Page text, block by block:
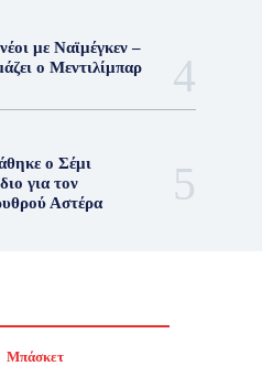
με Ναϊμέγκεν –
ο Μεντιλίμπαρ
ο Σέμι
για τον
Αστέρα
Μπάσκετ